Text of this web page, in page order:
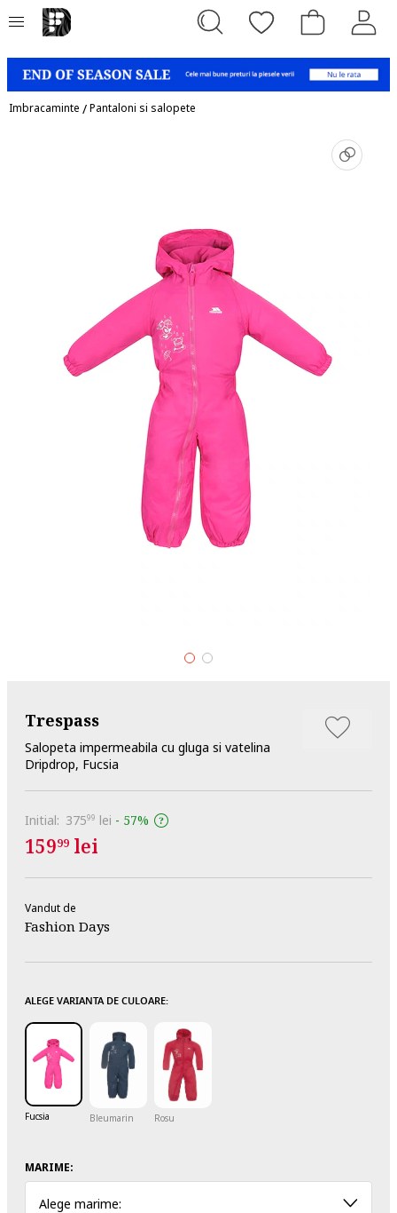
Imbracaminte /Pantaloni si salopete
Trespass
Salopeta impermeabila cu gluga si vatelina
Dripdrop, Fucsia
Initial: 37599 lei - 57%
15999 lei
Vandut de
Fashion Days
ALEGE VARIANTA DE CULOARE:
Fucsia Bleumarin Rosu
MARIME:
Alege marime: